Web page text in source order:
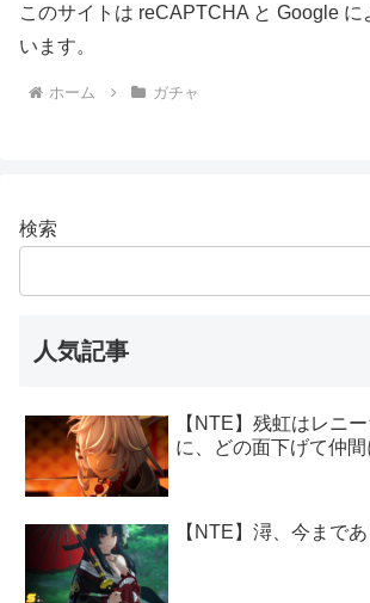
このサイトは reCAPTCHA と Google に
います。
ホーム ガチャ
検索
人気記事
【NTE】残虹はレニ
に、どの面下げて仲間
【NTE】潯、今まで